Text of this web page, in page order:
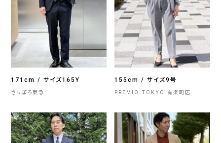
171cm / サイズ165Y
さっぽろ東急
155cm / サイズ9号
PREMIO TOKYO 有楽町店